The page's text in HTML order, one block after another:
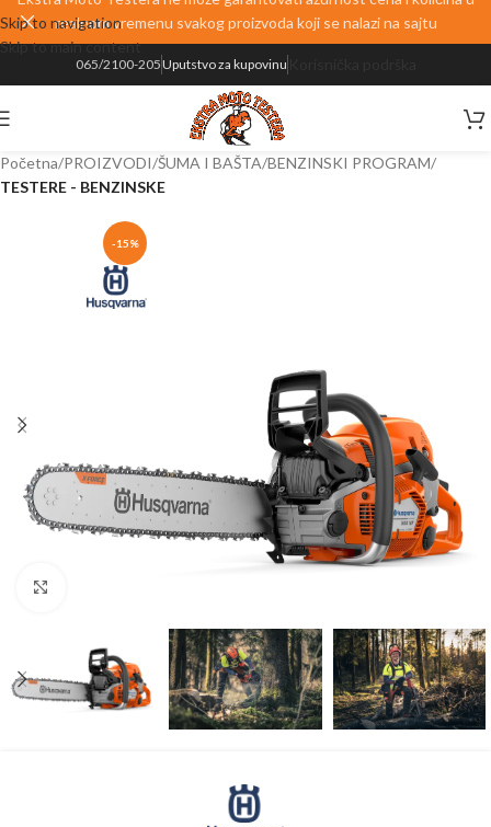
Skip to navigation
Skip to main content
realnom vremenu svakog proizvoda koji se nalazi na sajtu
065/2100-205Uputstvo za kupovinu
Početna PROIZVODI ŠUMA I BAŠTA BENZINSKI PROGRAM
TESTERE - BENZINSKE
-15%